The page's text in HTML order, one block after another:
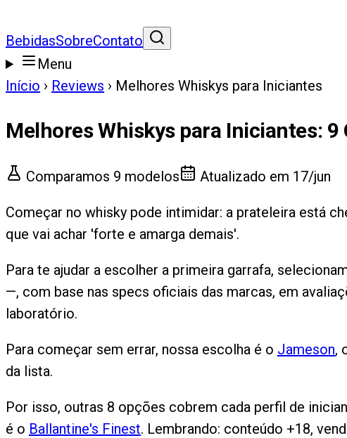
BebidasSobreContato
Menu
Início › Reviews › Melhores Whiskys para Iniciantes
Melhores Whiskys para Iniciantes: 9
Comparamos 9 modelos Atualizado em 17/jun
Começar no whisky pode intimidar: a prateleira está
que vai achar 'forte e amarga demais'.
Para te ajudar a escolher a primeira garrafa,
—, com base nas specs oficiais das marcas, em
laboratório.
Para começar sem errar, nossa escolha é o Jameson,
da lista.
Por isso, outras 8 opções cobrem cada perfil de
é o Ballantine's Finest. Lembrando: conteúdo +18,